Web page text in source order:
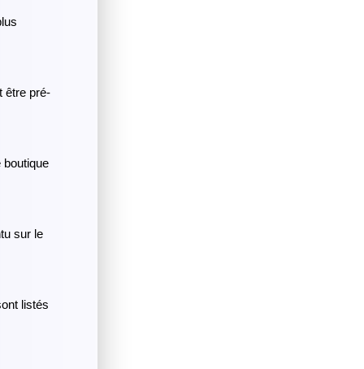
être pré-
boutique
sur le
listés